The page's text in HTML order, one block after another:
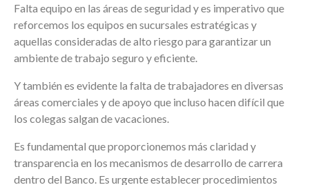
Falta equipo en las áreas de seguridad y es imperativo que
reforcemos los equipos en sucursales estratégicas y
aquellas consideradas de alto riesgo para garantizar un
ambiente de trabajo seguro y eficiente.
Y también es evidente la falta de trabajadores en diversas
áreas comerciales y de apoyo que incluso hacen difícil que
los colegas salgan de vacaciones.
Es fundamental que proporcionemos más claridad y
transparencia en los mecanismos de desarrollo de carrera
dentro del Banco. Es urgente establecer procedimientos